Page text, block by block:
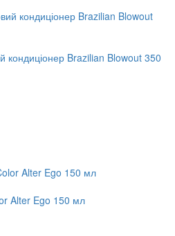
кондиціонер Brazilian Blowout 350
Alter Ego 150 мл